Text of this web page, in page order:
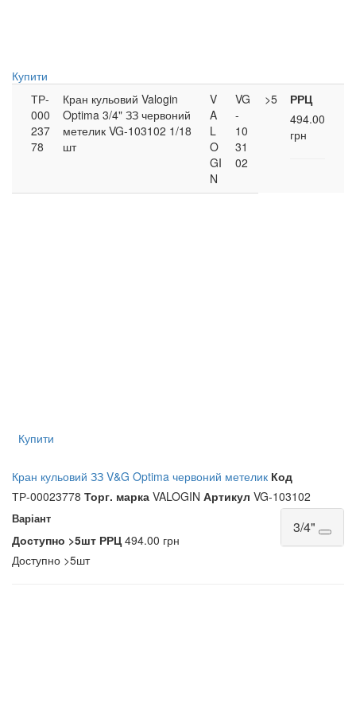
Купити
ТР-
000
237
78
Кран кульовий Valogin
Optima 3/4" ЗЗ червоний
метелик VG-103102 1/18
шт
V
A
L
O
GI
N
VG
-
10
31
02
>5
РРЦ
494.00
грн
Купити
Кран кульовий ЗЗ V&G Optima червоний метелик Код
ТР-00023778 Торг. марка VALOGIN Артикул VG-103102
Варіант 3/4"
Доступно >5шт РРЦ494.00 грн
Доступно >5шт